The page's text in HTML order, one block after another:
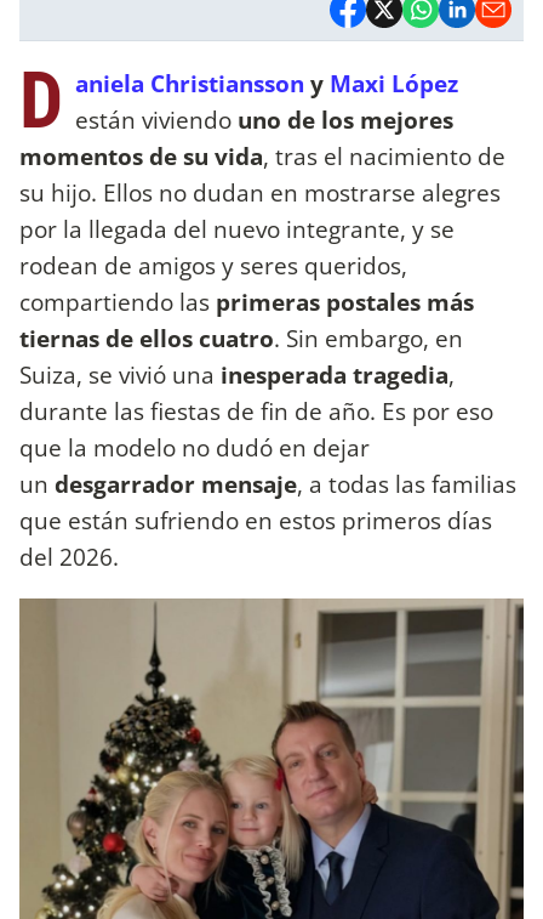
D aniela Christiansson y Maxi López
están viviendo uno de los mejores
momentos de su vida, tras el nacimiento de
su hijo. Ellos no dudan en mostrarse alegres
por la llegada del nuevo integrante, y se
rodean de amigos y seres queridos,
compartiendo las primeras postales más
tiernas de ellos cuatro. Sin embargo, en
Suiza, se vivió una inesperada tragedia,
durante las fiestas de fin de año. Es por eso
que la modelo no dudó en dejar
un desgarrador mensaje, a todas las familias
que están sufriendo en estos primeros días
del 2026.